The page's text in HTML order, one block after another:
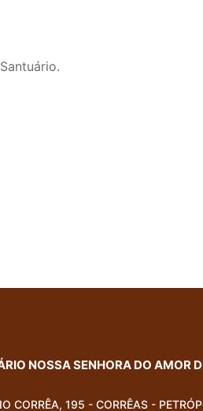
NOSSA SENHORA DO AMOR
CORRÊA, 195 - CORRÊAS -